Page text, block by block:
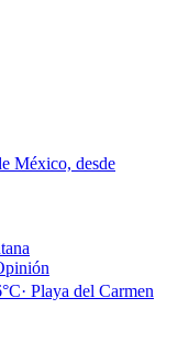
México, desde
°C· Playa del Carmen